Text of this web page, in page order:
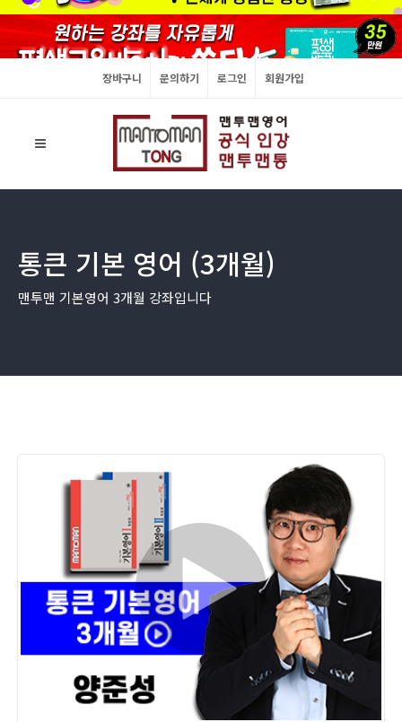
장바구니 문의하기 로그인 회원가입
통큰 기본 영어 (3개월)
맨투맨 기본영어 3개월 강좌입니다